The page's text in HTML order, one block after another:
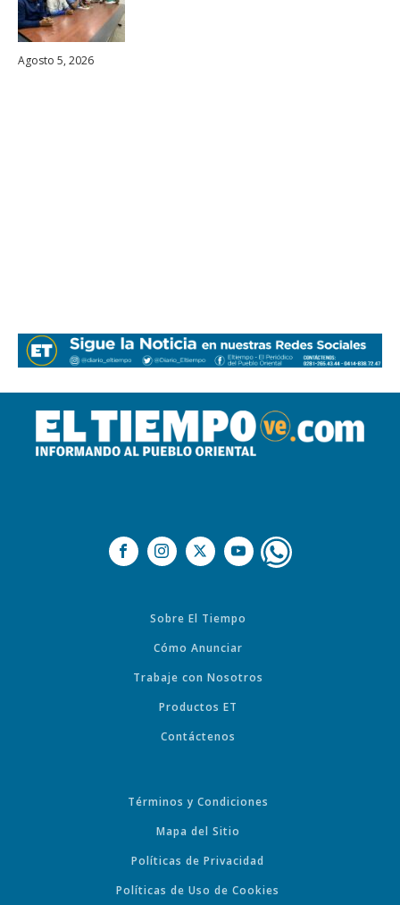
Agosto 5, 2026
Sobre El Tiempo
Cómo Anunciar
Trabaje con Nosotros
Productos ET
Contáctenos
Términos y Condiciones
Mapa del Sitio
Políticas de Privacidad
Políticas de Uso de Cookies